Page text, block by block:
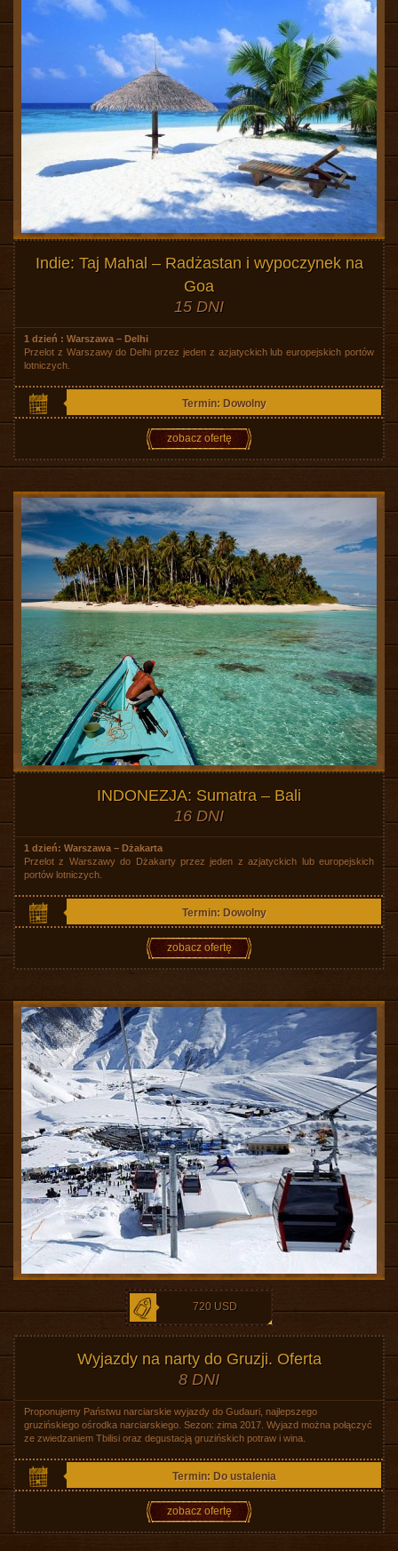
Indie: Taj Mahal – Radżastan i wypoczynek na
Goa
15 DNI
1 dzień : Warszawa – Delhi
Przelot z Warszawy do Delhi przez jeden z azjatyckich lub europejskich portów
lotniczych.
Termin: Dowolny
zobacz ofertę
INDONEZJA: Sumatra – Bali
16 DNI
1 dzień: Warszawa – Dżakarta
Przelot z Warszawy do Dżakarty przez jeden z azjatyckich lub europejskich
portów lotniczych.
Termin: Dowolny
zobacz ofertę
720 USD
Wyjazdy na narty do Gruzji. Oferta
8 DNI
Proponujemy Państwu narciarskie wyjazdy do Gudauri, najlepszego
gruzińskiego ośrodka narciarskiego. Sezon: zima 2017. Wyjazd można połączyć
ze zwiedzaniem Tbilisi oraz degustacją gruzińskich potraw i wina.
Termin: Do ustalenia
zobacz ofertę